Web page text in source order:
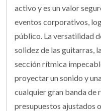
activo y es un valor
eventos corporativos,
público. La versatilidad
solidez de las guitarras,
sección rítmica
proyectar un sonido y
cualquier gran banda de
presupuestos ajustados